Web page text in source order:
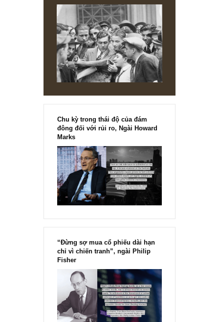
Lời cuối, đầu tư chưa bao giờ là dễ dàng, kể cả đầu tư giá
trị hay bất cứ điều gì. Nhiều năm quan sát, và từng trải
nghiệm ở chính bản thân chúng tôi, bất cứ khi nào ta thấy
dễ dàng, tự mãn, thì y như rằng rủi ro thua lỗ, mất vốn sẽ
xẩy ra một thời gian ngắn sau đó như một bài học đau
Chúc anh luôn bền chí trên con đường đầu tư của mình.
[Ấn phẩm kỳ 82], 36/36 trang,
chính thức phát hành!!